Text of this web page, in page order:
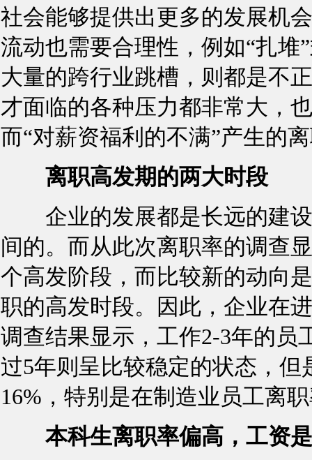
社会能够提供出更多的发展机
流动也需要合理性，例如“扎
大量的跨行业跳槽，则都是不
才面临的各种压力都非常大，
而“对薪资福利的不满”产生的
离职高发期的两大时段
企业的发展都是长远的建设
间的。而从此次离职率的调查
个高发阶段，而比较新的动向
职的高发时段。因此，企业在
调查结果显示，工作2-3年的员
过5年则呈比较稳定的状态，
16%，特别是在制造业员工离
本科生离职率偏高，工资